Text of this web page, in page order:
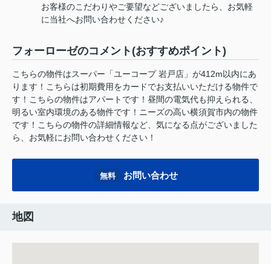
お客様のこだわりやご要望などございましたら、お気軽
に当社へお問い合わせください♪
フォーローゼのコメント(おすすめポイント)
こちらの物件はスーパー「ユーコープ 岩戸店」が412m以内にあ
ります！こちらは初期費用をカードでお支払いいただける物件で
す！こちらの物件はアパートです！昼間の電気代も抑えられる、
明るい室内環境のある物件です！ニーズの高い横須賀市内の物件
です！こちらの物件の詳細情報など、気になる点がございました
ら、お気軽にお問い合わせください！
無料 お問い合わせ
地図